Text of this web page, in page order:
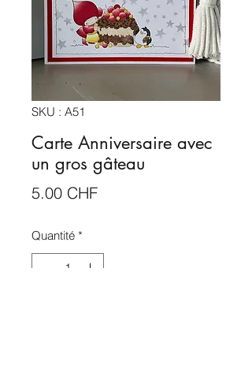
SKU : A51
Carte Anniversaire avec
un gros gâteau
5.00 CHFPrix
Quantité *